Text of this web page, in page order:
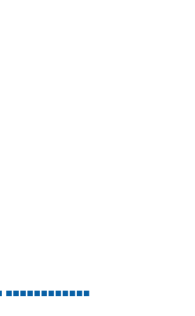
■■■■■■■■■■■■